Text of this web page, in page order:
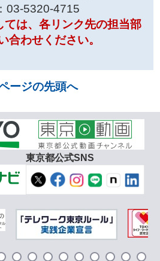
03-5320-4715
ては、各リンク先の担当部
合わせください。
ージの先頭へ
東京都公式SNS